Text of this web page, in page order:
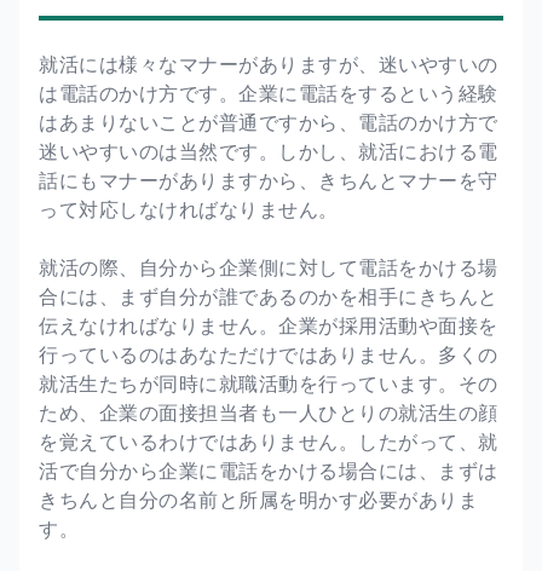
就活には様々なマナーがありますが、迷いやすいの
は電話のかけ方です。企業に電話をするという経験
はあまりないことが普通ですから、電話のかけ方で
迷いやすいのは当然です。しかし、就活における電
話にもマナーがありますから、きちんとマナーを守
って対応しなければなりません。
就活の際、自分から企業側に対して電話をかける場
合には、まず自分が誰であるのかを相手にきちんと
伝えなければなりません。企業が採用活動や面接を
行っているのはあなただけではありません。多くの
就活生たちが同時に就職活動を行っています。その
ため、企業の面接担当者も一人ひとりの就活生の顔
を覚えているわけではありません。したがって、就
活で自分から企業に電話をかける場合には、まずは
きちんと自分の名前と所属を明かす必要がありま
す。